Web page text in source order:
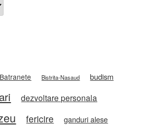
Batranete Bistrita-Nasaud budism
dezvoltare personala
fericire ganduri alese